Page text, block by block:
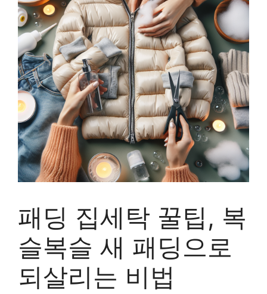
패딩 집세탁 꿀팁, 복
슬복슬 새 패딩으로
되살리는 비법